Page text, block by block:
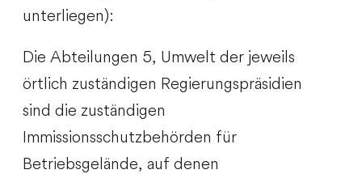
unterliegen):
Die Abteilungen 5, Umwelt der jeweils
örtlich zuständigen Regierungspräsidien
sind die zuständigen
Immissionsschutzbehörden für
Betriebsgelände, auf denen